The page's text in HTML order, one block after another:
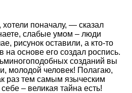
поначалу, — сказал
слабые умом – люди
рисунок оставили, а кто-то
на основе его создал роспись.
созданий вы
молодой человек! Полагаю,
раз тем самым языческим
– великая тайна есть!